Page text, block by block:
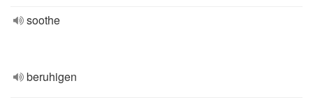
soothe
beruhigen